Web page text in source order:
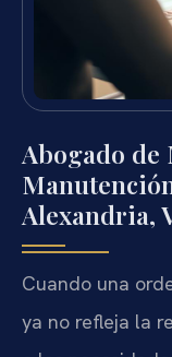
Abogado
Alexandria,
Cuando una
ya no refleja la